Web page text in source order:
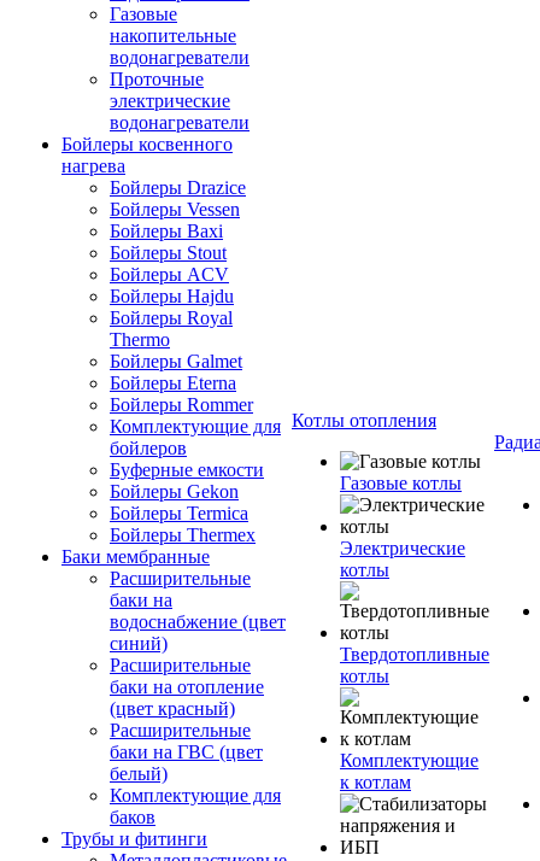
Газовые
накопительные
водонагреватели
Проточные
электрические
водонагреватели
Бойлеры косвенного
нагрева
Бойлеры Drazice
Бойлеры Vessen
Бойлеры Baxi
Бойлеры Stout
Бойлеры ACV
Бойлеры Hajdu
Бойлеры Royal
Thermo
Бойлеры Galmet
Бойлеры Eterna
Бойлеры Rommer
Комплектующие для
бойлеров
Буферные емкости
Бойлеры Gekon
Бойлеры Termica
Бойлеры Thermex
Баки мембранные
Расширительные
баки на
водоснабжение (цвет
синий)
Расширительные
баки на отопление
(цвет красный)
Расширительные
баки на ГВС (цвет
белый)
Комплектующие для
баков
Трубы и фитинги
Котлы отопления
Газовые котлы
Электрические
котлы
Твердотопливные
котлы
Комплектующие
к котлам